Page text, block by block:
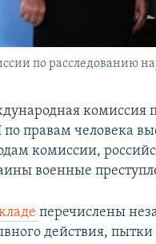
по расследованию
комиссия
правам человека
комиссии,
военные
перечислены
действия,